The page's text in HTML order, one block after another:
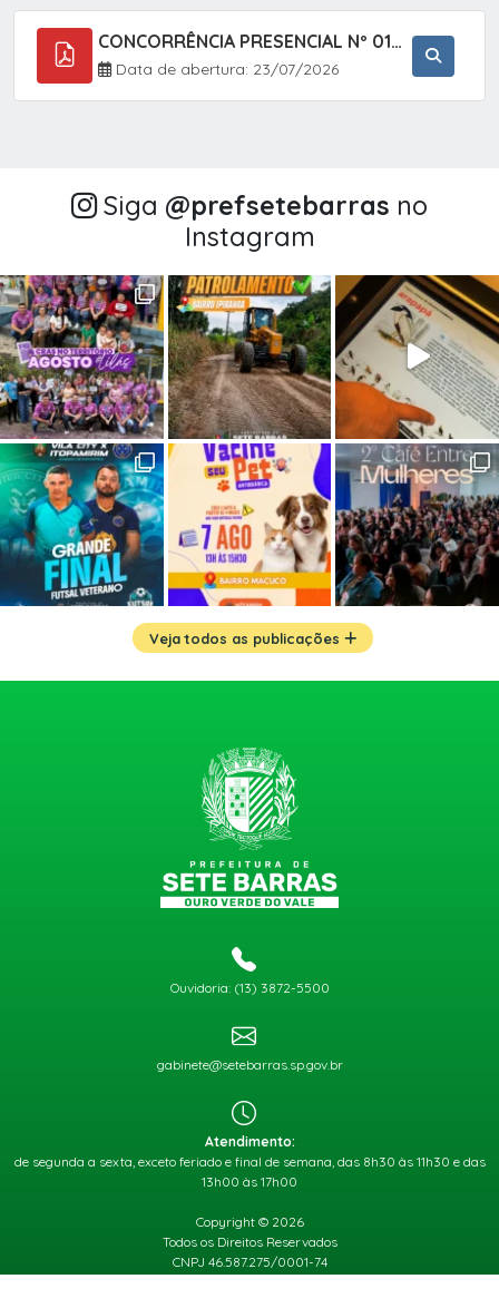
CONCORRÊNCIA PRESENCIAL Nº 018/2026 - PAVIMENTAÇÃO ASFÁLTICA NO BAIRRO VOTUPOCA ? ESTRADA DA RAPOSA, NO MUNICÍPIO DE SETE BARRAS/SP
Data de abertura: 23/07/2026
Siga @‌prefsetebarras no
Instagram
Veja todos as publicações
Ouvidoria: (13) 3872-5500
gabinete@setebarras.sp.gov.br
Atendimento:
de segunda a sexta, exceto feriado e final de semana, das 8h30 às 11h30 e das
13h00 às 17h00
Copyright © 2026
Todos os Direitos Reservados
CNPJ 46.587.275/0001-74